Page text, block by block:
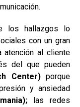
los hallazgos lo
con un gran
atención al cliente
del que pueden
Center)porque
y ansiedad
las redes